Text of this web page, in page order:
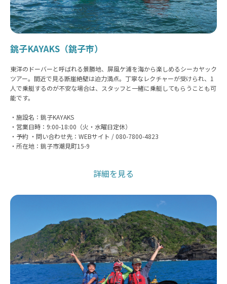
銚子KAYAKS（銚子市）
東洋のドーバーと呼ばれる景勝地、屏風ケ浦を海から楽しめるシーカヤック
ツアー。間近で見る断崖絶壁は迫力満点。丁寧なレクチャーが受けられ、1
人で乗艇するのが不安な場合は、スタッフと一緒に乗艇してもらうことも可
能です。
・施設名：銚子KAYAKS
・営業日時：9:00-18:00（火・水曜日定休）
・予約 ・問い合わせ先：WEBサイト / 080-7800-4823
・所在地：銚子市潮見町15-9
詳細を見る